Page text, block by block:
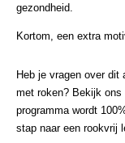
gezondheid.
Kortom, een extra
Heb je vragen over
met roken? Bekijk ons
programma wordt
stap naar een rookvrij